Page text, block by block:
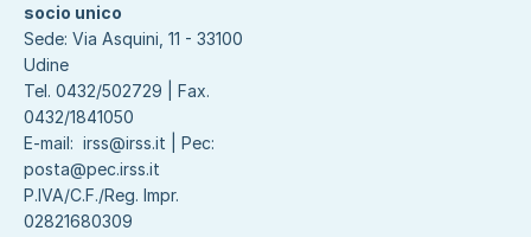
socio unico
Sede: Via Asquini, 11 - 33100
Udine
Tel. 0432/502729 | Fax.
0432/1841050
E-mail: irss@irss.it | Pec:
posta@pec.irss.it
P.IVA/C.F./Reg. Impr.
02821680309